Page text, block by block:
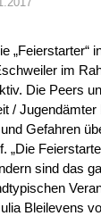
„Feierstarter“
im
Die Peers
/
Gefahren
„Die
sind das
Bleilevens